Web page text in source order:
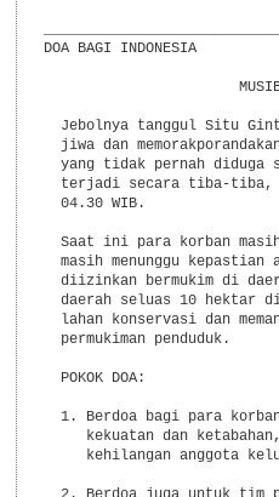
DOA BAGI INDONESIA
Jebolnya tanggul Situ
jiwa dan
yang tidak pernah diduga
terjadi secara tiba-
  04.30 WIB.
Saat ini para korban
masih menunggu kepastian
diizinkan bermukim di
daerah seluas 10 hektar
lahan konservasi dan
  permukiman penduduk.
  POKOK DOA:
1. Berdoa bagi para
kekuatan dan
kehilangan anggota